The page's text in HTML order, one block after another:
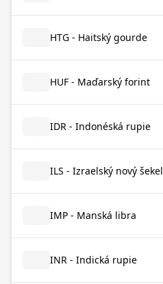
HTG - Haitský gourde
HUF - Maďarský forint
IDR - Indonéská rupie
ILS - Izraelský nový šekel
IMP - Manská libra
INR - Indická rupie